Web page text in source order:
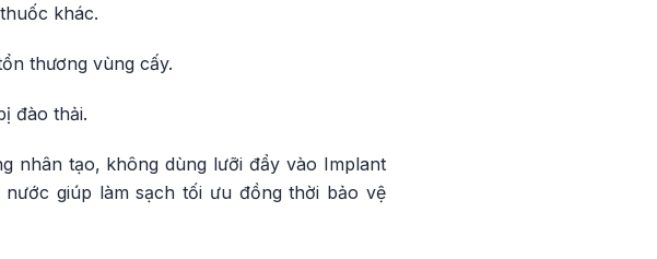
khác.
thương vùng cấy.
đào thải.
nhân tạo, không dùng lưỡi đẩy vào Implant
giúp làm sạch tối ưu đồng thời bảo vệ